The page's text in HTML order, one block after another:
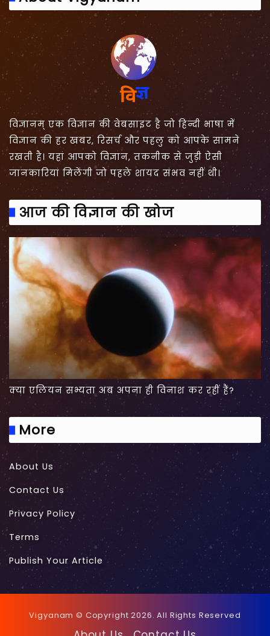
विज्ञानम् एक विज्ञान की वेबसाइट है जो हिन्दी भाषा में
विज्ञान की हर खबर, रिसर्च और पहलु को आपके सामने
रखती है। यहां आपको विज्ञान, तकनीक से जुड़ी ऐसी
जानकारियां मिलेंगी जो पहले शायद संभव नहीं थी।
आज की विज्ञान की खोज
क्या एलियन सभ्यता अब अपना ही विनाश कर रहीं हैं?
More
About Us
Contact Us
Privacy Policy
Terms
Publish Your Article
Vigyanam © Copyright 2026. All Rights Reserved